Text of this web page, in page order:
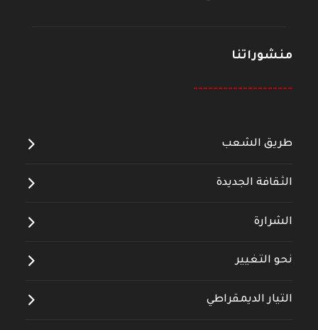
منشوراتنا
--------------------
طريق الشعب
الثقافة الجديدة
الشرارة
نحو التغيير
التيار الديمقراطي